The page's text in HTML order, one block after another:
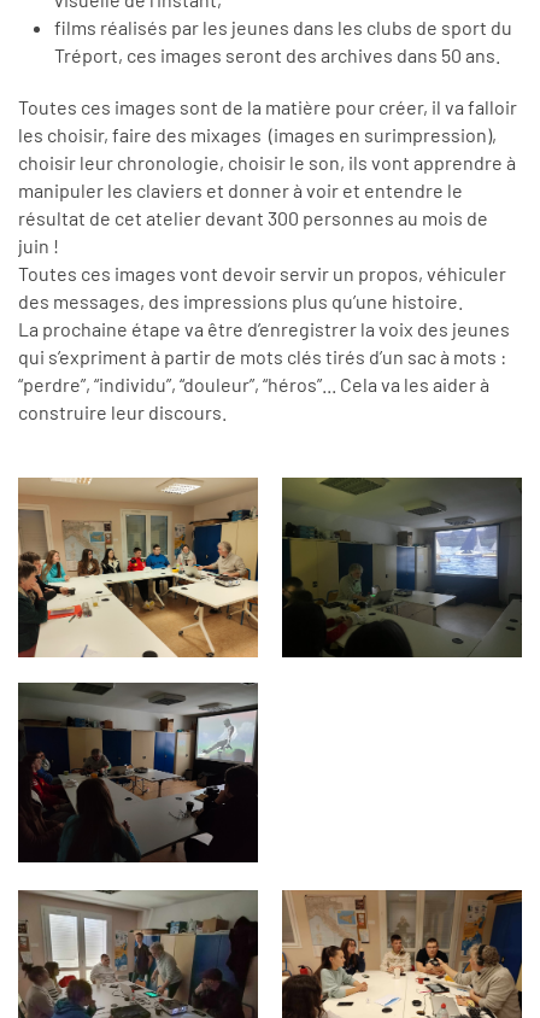
films réalisés par les jeunes dans les clubs de sport du
Tréport, ces images seront des archives dans 50 ans.
Toutes ces images sont de la matière pour créer, il va falloir
les choisir, faire des mixages (images en surimpression),
choisir leur chronologie, choisir le son, ils vont apprendre à
manipuler les claviers et donner à voir et entendre le
résultat de cet atelier devant 300 personnes au mois de
juin !
Toutes ces images vont devoir servir un propos, véhiculer
des messages, des impressions plus qu’une histoire.
La prochaine étape va être d’enregistrer la voix des jeunes
qui s’expriment à partir de mots clés tirés d’un sac à mots :
“perdre”, “individu”, “douleur”, “héros”... Cela va les aider à
construire leur discours.